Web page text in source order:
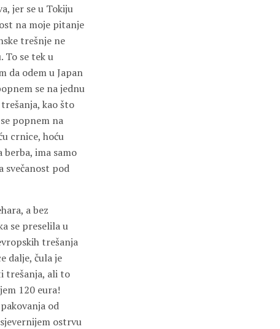
jer se u Tokiju
na moje pitanje
trešnje ne
To se tek u
da odem u Japan
se na jednu
kao što
popnem na
crnice, hoću
berba, ima samo
svečanost pod
a bez
se preselila u
trešanja
dalje, čula je
trešanja, ali to
120 eura!
od
ostrvu